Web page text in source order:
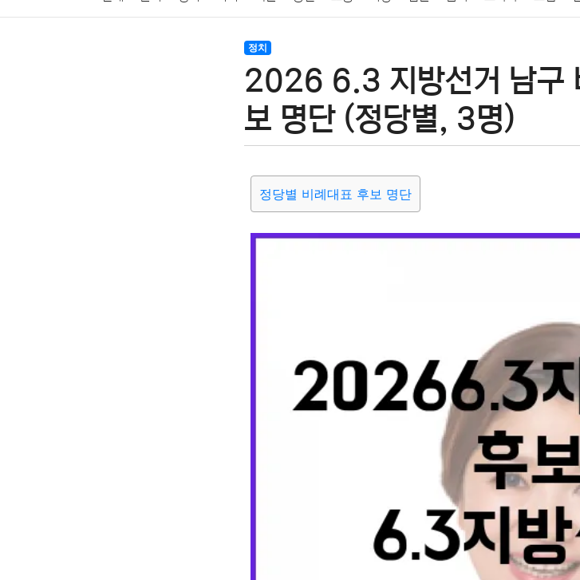
결혼 육아
기술 종교 사회 정치 건강 의료 의학 경제 마
정치
2026 6.3 지방선거 남구
보 명단 (정당별, 3명)
정당별 비례대표 후보 명단